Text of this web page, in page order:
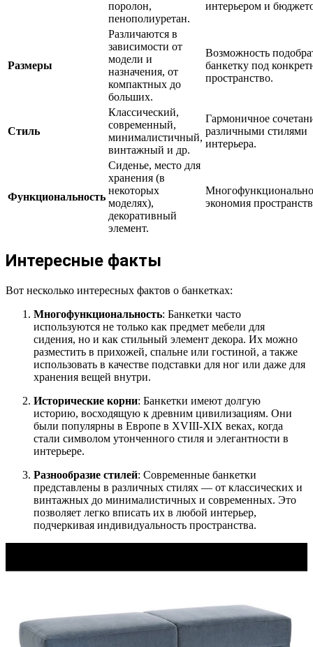
поролон,
пенополиуретан.
интерьером и
Размеры
Различаются в
зависимости от
модели и
назначения, от
компактных до
больших.
Возможность
банкетку под
пространство.
Стиль
Классический,
современный,
минималистичный,
винтажный и др.
Гармоничное
различными стилями
интерьера.
Функциональность
Сиденье, место для
хранения (в
некоторых
моделях),
декоративный
элемент.
экономия
Интересные факты
Вот несколько интересных фактов о банкетках:
Многофункциональность: Банкетки часто
используются не только как предмет мебели для
сидения, но и как стильный элемент декора. Их можно
разместить в прихожей, спальне или гостиной, а также
использовать в качестве подставки для ног или даже для
хранения вещей внутри.
Исторические корни: Банкетки имеют долгую
историю, восходящую к древним цивилизациям. Они
были популярны в Европе в XVIII-XIX веках, когда
стали символом утонченного стиля и элегантности в
интерьере.
Разнообразие стилей: Современные банкетки
представлены в различных стилях — от классических и
винтажных до минималистичных и современных. Это
позволяет легко вписать их в любой интерьер,
подчеркивая индивидуальность пространства.